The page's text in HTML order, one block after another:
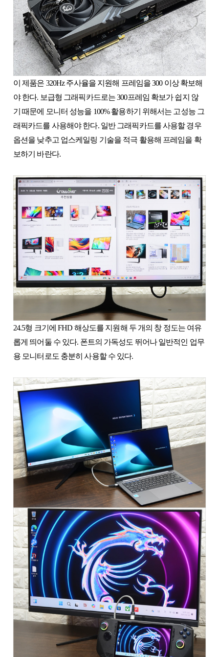
이 제품은 320Hz 주사율을 지원해 프레임을 300 이상 확보해
야 한다. 보급형 그래픽카드로는 300프레임 확보가 쉽지 않
기 때문에 모니터 성능을 100% 활용하기 위해서는 고성능 그
래픽카드를 사용해야 한다. 일반 그래픽카드를 사용할 경우
옵션을 낮추고 업스케일링 기술을 적극 활용해 프레임을 확
보하기 바란다.
24.5형 크기에 FHD 해상도를 지원해 두 개의 창 정도는 여유
롭게 띄어둘 수 있다. 폰트의 가독성도 뛰어나 일반적인 업무
용 모니터로도 충분히 사용할 수 있다.